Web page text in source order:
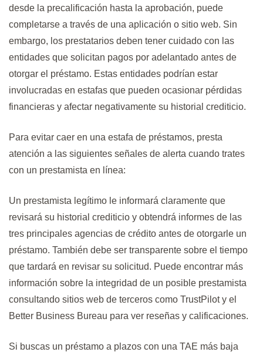
desde la precalificación hasta la aprobación, puede
completarse a través de una aplicación o sitio web. Sin
embargo, los prestatarios deben tener cuidado con las
entidades que solicitan pagos por adelantado antes de
otorgar el préstamo. Estas entidades podrían estar
involucradas en estafas que pueden ocasionar pérdidas
financieras y afectar negativamente su historial crediticio.
Para evitar caer en una estafa de préstamos, presta
atención a las siguientes señales de alerta cuando trates
con un prestamista en línea:
Un prestamista legítimo le informará claramente que
revisará su historial crediticio y obtendrá informes de las
tres principales agencias de crédito antes de otorgarle un
préstamo. También debe ser transparente sobre el tiempo
que tardará en revisar su solicitud. Puede encontrar más
información sobre la integridad de un posible prestamista
consultando sitios web de terceros como TrustPilot y el
Better Business Bureau para ver reseñas y calificaciones.
Si buscas un préstamo a plazos con una TAE más baja